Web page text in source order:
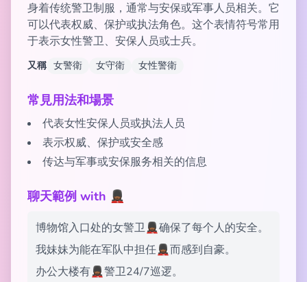
身着传统警卫制服，通常与安保或军事人员相关。它
可以代表权威、保护或执法角色。这个表情符号常用
于表示女性警卫、安保人员或士兵。
又稱 女警衛 女守衛 女性警衛
常見用法和場景
代表女性安保人员或执法人员
表示权威、保护或安全感
传达与军事或安保服务相关的信息
聊天範例 with 💂🏾‍♀️
博物馆入口处的女警卫💂🏾‍♀️确保了每个人的安全。
我妹妹为能在军队中担任💂🏾‍♀️而感到自豪。
办公大楼有💂🏾‍♀️警卫24/7巡逻。